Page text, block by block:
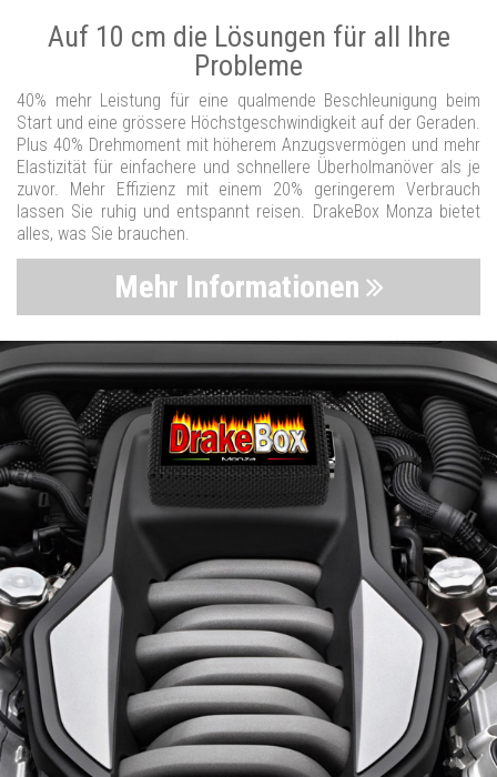
Auf 10 cm die Lösungen für all Ihre
Probleme
40% mehr Leistung für eine qualmende Beschleunigung beim
Start und eine grössere Höchstgeschwindigkeit auf der Geraden.
Plus 40% Drehmoment mit höherem Anzugsvermögen und mehr
Elastizität für einfachere und schnellere Überholmanöver als je
zuvor. Mehr Effizienz mit einem 20% geringerem Verbrauch
lassen Sie ruhig und entspannt reisen. DrakeBox Monza bietet
alles, was Sie brauchen.
Mehr Informationen